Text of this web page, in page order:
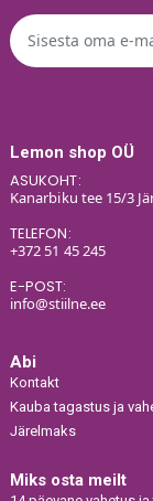
Lemon shop OÜ
ASUKOHT:
Kanarbiku tee 15/3
TELEFON:
+372 51 45 245
E-POST:
info@stiilne.ee
Abi
Kontakt
Kauba tagastus ja
Järelmaks
Miks osta meilt